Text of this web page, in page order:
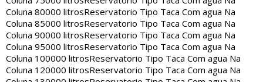
Coluna 80000 litrosReservatorio Tipo Taca Com agua Na
Coluna 85000 litrosReservatorio Tipo Taca Com agua Na
Coluna 90000 litrosReservatorio Tipo Taca Com agua Na
Coluna 95000 litrosReservatorio Tipo Taca Com agua Na
Coluna 100000 litrosReservatorio Tipo Taca Com agua Na
Coluna 120000 litrosReservatorio Tipo Taca Com agua Na